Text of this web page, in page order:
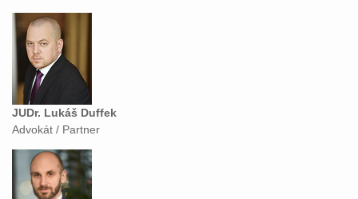
JUDr. Lukáš Duffek
Advokát / Partner